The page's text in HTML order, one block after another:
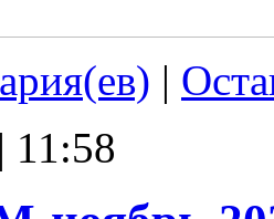
|
11:58